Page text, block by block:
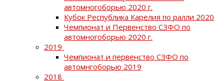
автомногоборью 2020 г.
Кубок Республика Карелия по ралли 2020
Чемпионат и Первенство СЗФО по
автомногоборью 2020 г.
2019
Чемпионат и первенство СЗФО по
автомнгоборью 2019
2018